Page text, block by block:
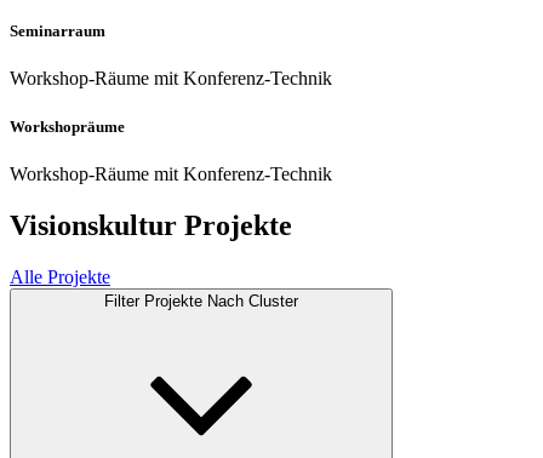
Seminarraum
Workshop-Räume mit Konferenz-Technik
Workshopräume
Workshop-Räume mit Konferenz-Technik
Visionskultur Projekte
Alle Projekte
Filter Projekte Nach Cluster